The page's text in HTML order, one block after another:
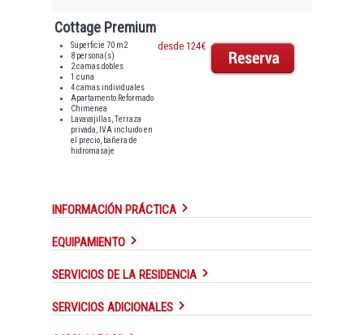
Cottage Premium
Superficie 70 m2
8 persona(s)
2 camas dobles
1 cuna
4 camas individuales
Apartamento Reformado
Chimenea
Lavavajillas, Terraza
privada, IVA incluido en
el precio, bañera de
hidromasaje
desde 124€
INFORMACIÓN PRÁCTICA
EQUIPAMIENTO
SERVICIOS DE LA RESIDENCIA
SERVICIOS ADICIONALES